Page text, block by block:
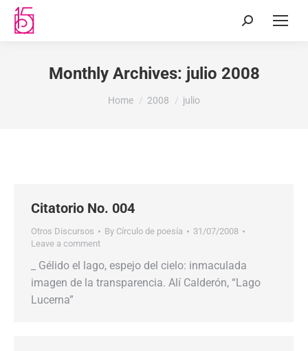
Monthly Archives: julio 2008
You are here:
Home 2008 julio
Citatorio No. 004
Otros Discursos By Círculo de poesía
31/07/2008
Leave a comment
_ Gélido el lago, espejo del cielo: inmaculada
imagen de la transparencia. Alí Calderón, “Lago
Lucerna”